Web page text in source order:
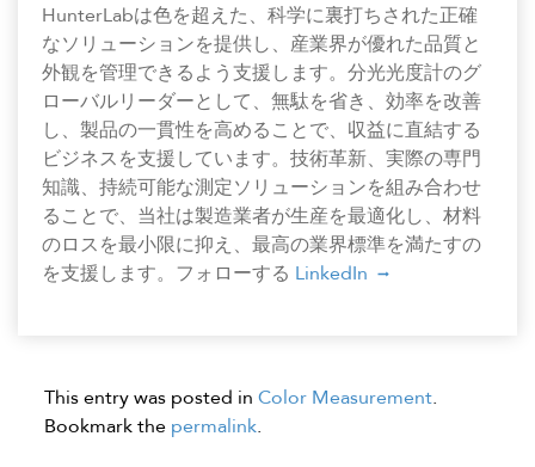
HunterLabは色を超えた、科学に裏打ちされた正確
なソリューションを提供し、産業界が優れた品質と
外観を管理できるよう支援します。分光光度計のグ
ローバルリーダーとして、無駄を省き、効率を改善
し、製品の一貫性を高めることで、収益に直結する
ビジネスを支援しています。技術革新、実際の専門
知識、持続可能な測定ソリューションを組み合わせ
ることで、当社は製造業者が生産を最適化し、材料
のロスを最小限に抑え、最高の業界標準を満たすの
を支援します。フォローする LinkedIn
This entry was posted in Color Measurement.
Bookmark the permalink.